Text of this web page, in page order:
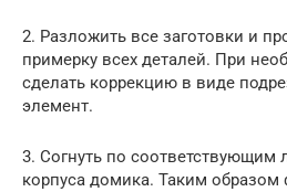
2. Разложить все заготовки и
примерку всех деталей. При
сделать коррекцию в виде
элемент.
3. Согнуть по соответствующим
корпуса домика. Таким образом